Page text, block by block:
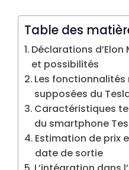
Table des
Déclarations
et possibilités
Les
supposées du
Caractéristiques
du smartphone
Estimation de prix
date de sortie